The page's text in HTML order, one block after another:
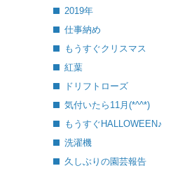
2019年
仕事納め
もうすぐクリスマス
紅葉
ドリフトローズ
気付いたら11月(*^^*)
もうすぐHALLOWEEN♪
洗濯機
久しぶりの園芸報告